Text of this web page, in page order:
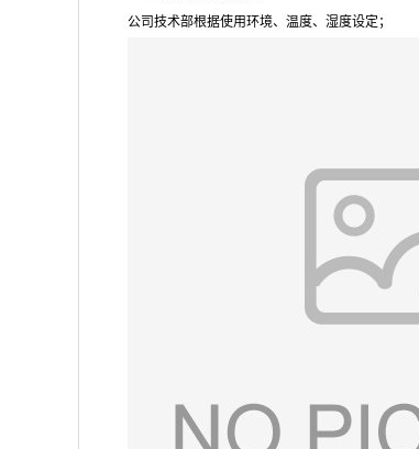
公司技术部根据使用环境、温度、湿度设定；